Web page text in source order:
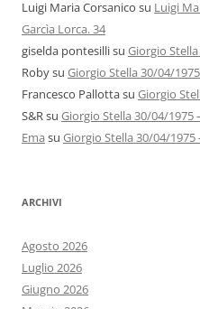
Luigi Maria Corsanico su Luigi
Garcìa Lorca. 34
giselda pontesillisu Giorgio
Robysu Giorgio Stella 30/04/
Francesco Pallottasu Giorgio
S&Rsu Giorgio Stella 30/04/1975
Ema su Giorgio Stella 30/04/1975
ARCHIVI
Agosto 2026
Luglio 2026
Giugno 2026